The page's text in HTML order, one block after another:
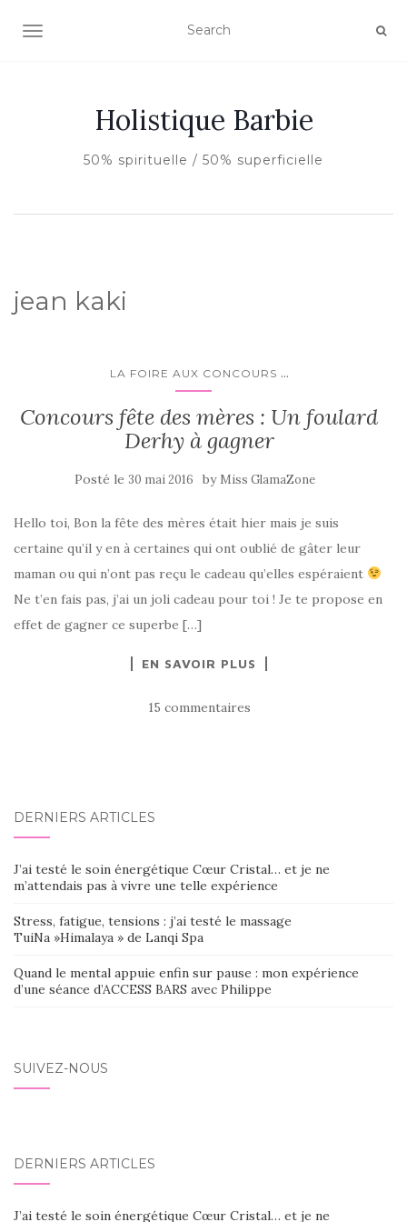
AFFICHER/MASQUER LA NAVIGATION
Holistique Barbie
50% spirituelle / 50% superficielle
jean kaki
LA FOIRE AUX CONCOURS ...
Concours fête des mères : Un foulard
Derhy à gagner
Posté le 30 mai 2016 by Miss GlamaZone
Hello toi, Bon la fête des mères était hier mais je suis
certaine qu’il y en à certaines qui ont oublié de gâter leur
maman ou qui n’ont pas reçu le cadeau qu’elles espéraient
Ne t’en fais pas, j’ai un joli cadeau pour toi ! Je te propose en
effet de gagner ce superbe […]
EN SAVOIR PLUS
15 commentaires
DERNIERS ARTICLES
J’ai testé le soin énergétique Cœur Cristal… et je ne
m’attendais pas à vivre une telle expérience
Stress, fatigue, tensions : j’ai testé le massage
TuiNa »Himalaya » de Lanqi Spa
Quand le mental appuie enfin sur pause : mon expérience
d’une séance d’ACCESS BARS avec Philippe
SUIVEZ-NOUS
DERNIERS ARTICLES
J’ai testé le soin énergétique Cœur Cristal… et je ne